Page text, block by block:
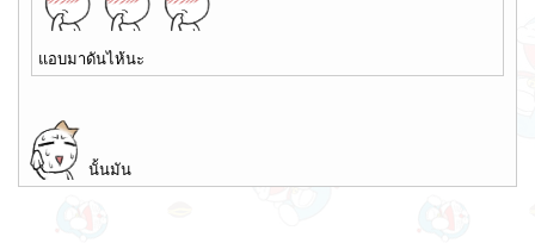
แอบมาดันไห้นะ
นั้นมัน